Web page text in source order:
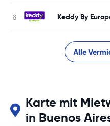
Keddy By
Alle
Karte mit
in Buenos